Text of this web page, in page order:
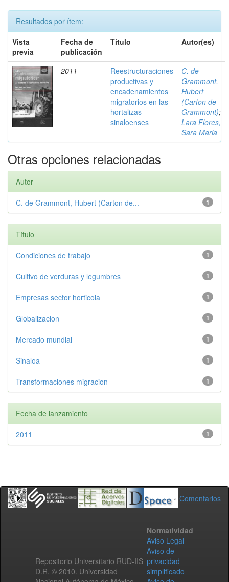
Resultados por ítem:
Vista
previa
Fecha de
publicación
Título Autor(es)
2011
Reestructuraciones
productivas y
encadenamientos
migratorios en las
hortalizas
sinaloenses
C. de
Grammont,
Hubert
(Carton de
Grammont);
Lara Flores,
Sara Maria
Otras opciones relacionadas
Autor
1
C. de Grammont, Hubert (Carton de...
Título
1
Condiciones de trabajo
1
Cultivo de verduras y legumbres
1
Empresas sector horticola
1
Globalizacion
1
Mercado mundial
1
Sinaloa
1
Transformaciones migracion
Fecha de lanzamiento
1
2011
Comentarios
Repositorio Universitario RUD-IIS
D.R. © 2010. Universidad
Normatividad
Aviso Legal
Aviso de
privacidad
simplificado